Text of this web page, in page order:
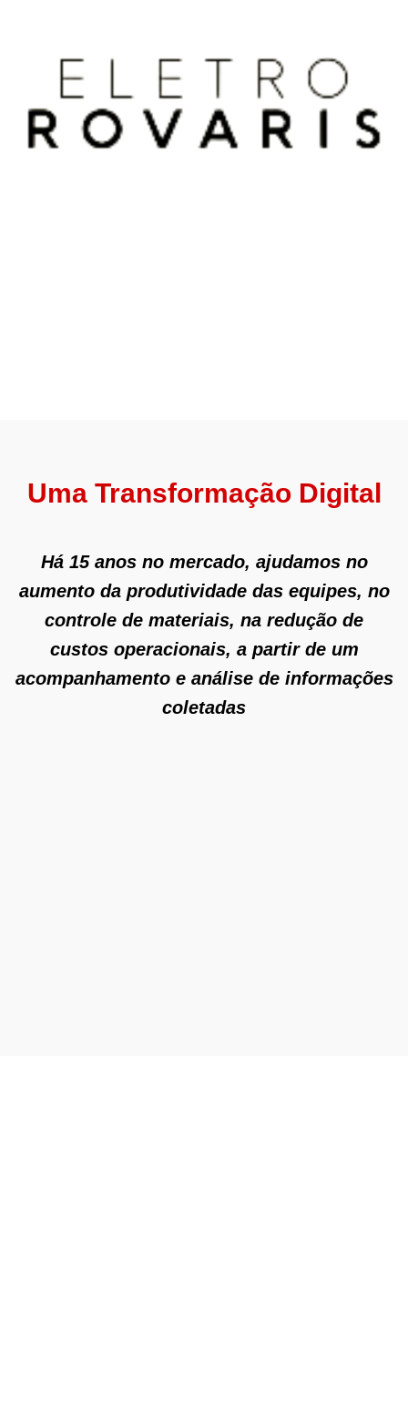
Uma Transformação Digital
Há 15 anos no mercado, ajudamos no
aumento da produtividade das equipes, no
controle de materiais, na redução de
custos operacionais, a partir de um
acompanhamento e análise de informações
coletadas